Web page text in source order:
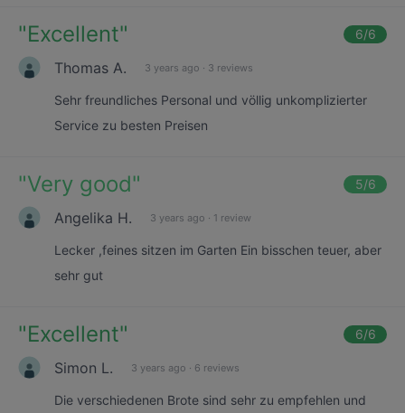
"Excellent" 6/6
Thomas A. 3 years ago · 3 reviews
Sehr freundliches Personal und völlig unkomplizierter
Service zu besten Preisen
"Very good" 5/6
Angelika H. 3 years ago · 1 review
Lecker ,feines sitzen im Garten Ein bisschen teuer, aber
sehr gut
"Excellent" 6/6
Simon L. 3 years ago · 6 reviews
Die verschiedenen Brote sind sehr zu empfehlen und